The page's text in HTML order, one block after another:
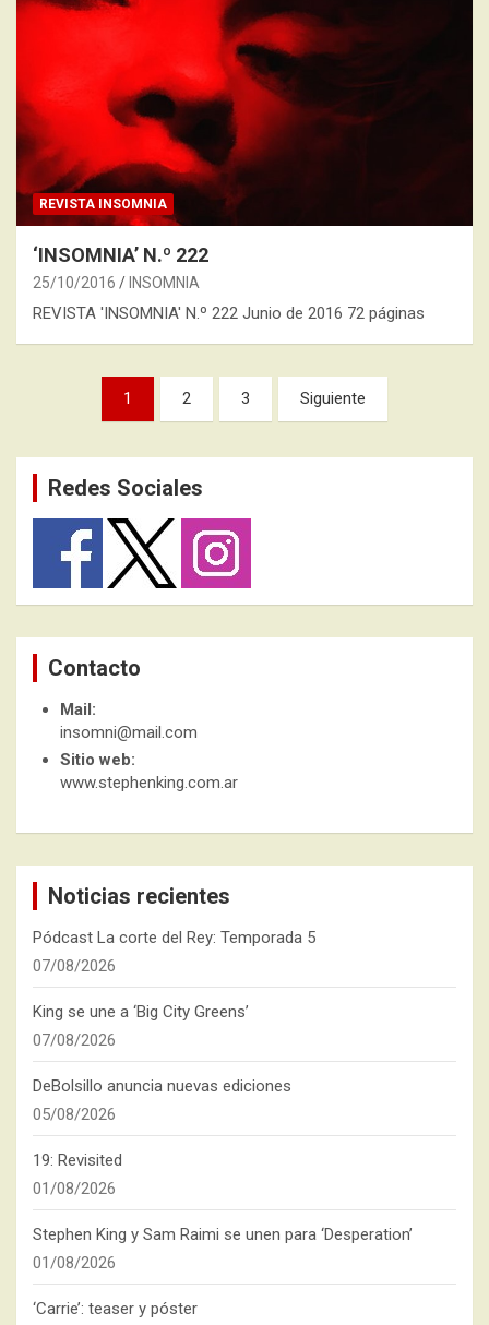
REVISTA INSOMNIA
‘INSOMNIA’ N.º 222
25/10/2016 INSOMNIA
REVISTA 'INSOMNIA' N.º 222 Junio de 2016 72 páginas
Paginación
entradas
1 2 3 Siguiente
Redes Sociales
Contacto
Mail:
insomni@mail.com
Sitio web:
www.stephenking.com.ar
Noticias recientes
Pódcast La corte del Rey: Temporada 5
07/08/2026
King se une a ‘Big City Greens’
07/08/2026
DeBolsillo anuncia nuevas ediciones
05/08/2026
19: Revisited
01/08/2026
Stephen King y Sam Raimi se unen para ‘Desperation’
01/08/2026
‘Carrie’: teaser y póster